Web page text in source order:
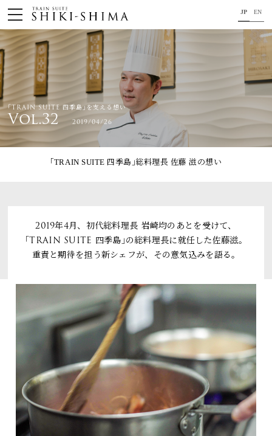
JP EN
HOME
車内のご紹介
旅の行程のご紹介
パンフレット・旅のお申し込み
オリジナル商品のご案内
コンセプト
トピックス
よくあるお問い合わせ
「TRAIN SUITE 四季島」に安心してご乗車いただくために
公式ソーシャルメディア｜ Instagram
閉じる
｢TRAIN SUITE 四季島｣を支える想い
Vol.32 2019/04/26
｢TRAIN SUITE 四季島｣総料理長 佐藤 滋 の想い
2019年4月、初代総料理長 岩崎均のあとを受けて、
｢TRAIN SUITE 四季島｣の総料理長に就任した佐藤滋。
重責と期待を担う新シェフが、その意気込みを語る。